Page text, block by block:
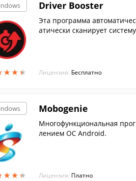
★★★
★★★
Driver Booster
Эта программа
атически сканирует
Лицензия: Бесплатно
★★★
★★★
Mobogenie
Многофункциональная
лением ОС Android.
Лицензия: Платно